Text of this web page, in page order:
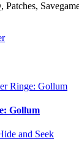
Gollum